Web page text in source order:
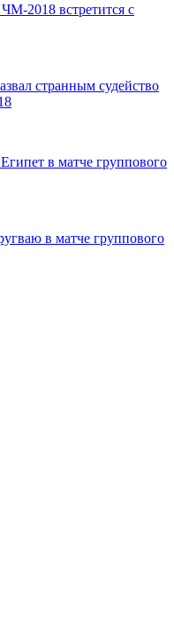
2018 встретится с
странным судейство
в матче группового
в матче группового